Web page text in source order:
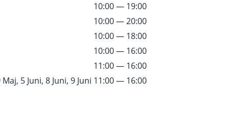
10:00 — 19:00
10:00 — 20:00
10:00 — 18:00
10:00 — 16:00
11:00 — 16:00
5 Juni, 8 Juni, 9 Juni 11:00 — 16:00